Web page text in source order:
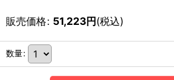
販売価格: 51,223円(税込)
数量: